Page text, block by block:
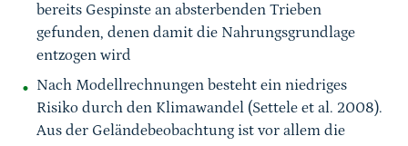
bereits Gespinste an absterbenden Trieben
gefunden, denen damit die Nahrungsgrundlage
entzogen wird
Nach Modellrechnungen besteht ein niedriges
Risiko durch den Klimawandel (Settele et al. 2008).
Aus der Geländebeobachtung ist vor allem die